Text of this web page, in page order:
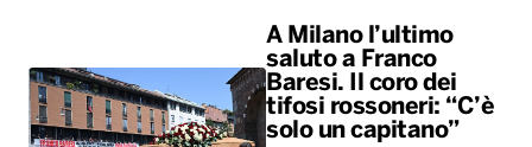
A Milano l’ultimo
saluto a Franco
Baresi. Il coro dei
tifosi rossoneri: “C’è
solo un capitano”